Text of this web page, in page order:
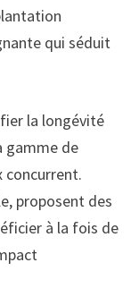
qui séduit
la longévité
gamme de
concurrent.
proposent des
à la fois de